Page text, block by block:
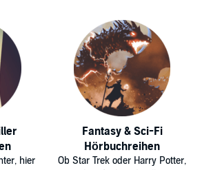
hier
Fantasy & Sci-Fi
Hörbuchreihen
Ob Star Trek oder Harry Potter,